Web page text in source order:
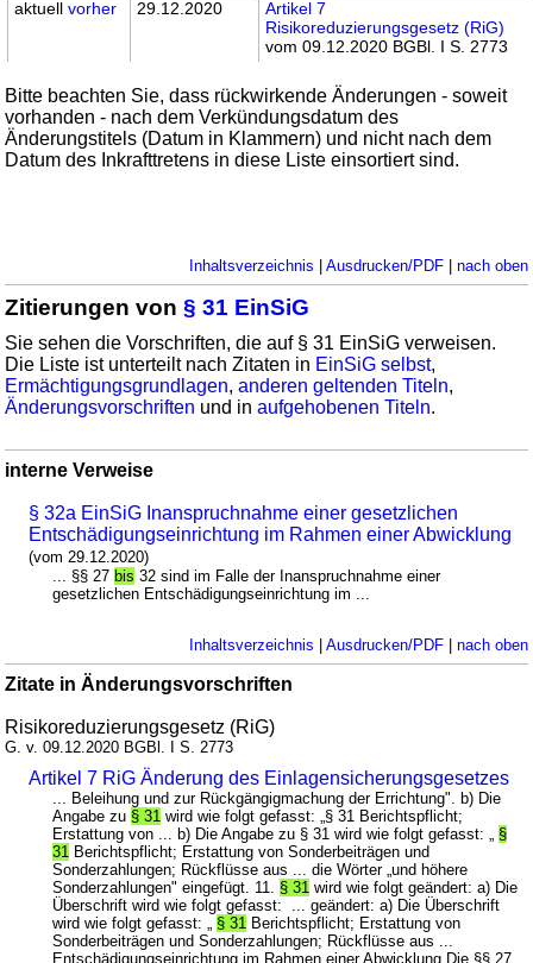
aktuellvorher 29.12.2020
Artikel 7
Risikoreduzierungsgesetz (RiG)
vom 09.12.2020 BGBl. I S. 2773
Bitte beachten Sie, dass rückwirkende Änderungen - soweit
vorhanden - nach dem Verkündungsdatum des
Änderungstitels (Datum in Klammern) und nicht nach dem
Datum des Inkrafttretens in diese Liste einsortiert sind.
Inhaltsverzeichnis | Ausdrucken/PDF| nach oben
Zitierungen von§ 31 EinSiG
Sie sehen die Vorschriften, die auf § 31 EinSiG verweisen.
Die Liste ist unterteilt nach Zitaten in EinSiG selbst,
Ermächtigungsgrundlagen,anderen geltenden Titeln,
Änderungsvorschriften und inaufgehobenen Titeln.
interne Verweise
§ 32a EinSiG Inanspruchnahme einer gesetzlichen
Entschädigungseinrichtung im Rahmen einer Abwicklung
(vom 29.12.2020)
... §§ 27bis 32 sind im Falle der Inanspruchnahme einer
gesetzlichen Entschädigungseinrichtung im ...
Inhaltsverzeichnis | Ausdrucken/PDF| nach oben
Zitate in Änderungsvorschriften
Risikoreduzierungsgesetz (RiG)
G. v. 09.12.2020 BGBl. I S. 2773
Artikel 7 RiG Änderung des Einlagensicherungsgesetzes
... Beleihung und zur Rückgängigmachung der Errichtung". b) Die
Angabe zu § 31 wird wie folgt gefasst: „§ 31 Berichtspflicht;
Erstattung von ... b) Die Angabe zu § 31 wird wie folgt gefasst: „ §
31 Berichtspflicht; Erstattung von Sonderbeiträgen und
Sonderzahlungen; Rückflüsse aus ... die Wörter „und höhere
Sonderzahlungen" eingefügt. 11. § 31 wird wie folgt geändert: a) Die
Überschrift wird wie folgt gefasst: ... geändert: a) Die Überschrift
wird wie folgt gefasst: „ § 31 Berichtspflicht; Erstattung von
Sonderbeiträgen und Sonderzahlungen; Rückflüsse aus ...
Entschädigungseinrichtung im Rahmen einer Abwicklung Die §§ 27